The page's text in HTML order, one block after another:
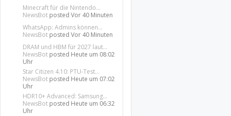
Minecraft für die Nintendo...
NewsBot postedVor 40 Minuten
WhatsApp: Admins können...
NewsBot postedVor 40 Minuten
DRAM und HBM für 2027 laut...
NewsBot posted Heute um 08:02
Uhr
Star Citizen 4.10: PTU-Test...
NewsBot posted Heute um 07:02
Uhr
HDR10+ Advanced: Samsung...
NewsBot posted Heute um 06:32
Uhr